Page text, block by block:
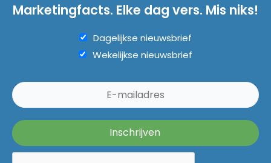
Marketingfacts. Elke dag vers. Mis niks!
Dagelijkse nieuwsbrief
Wekelijkse nieuwsbrief